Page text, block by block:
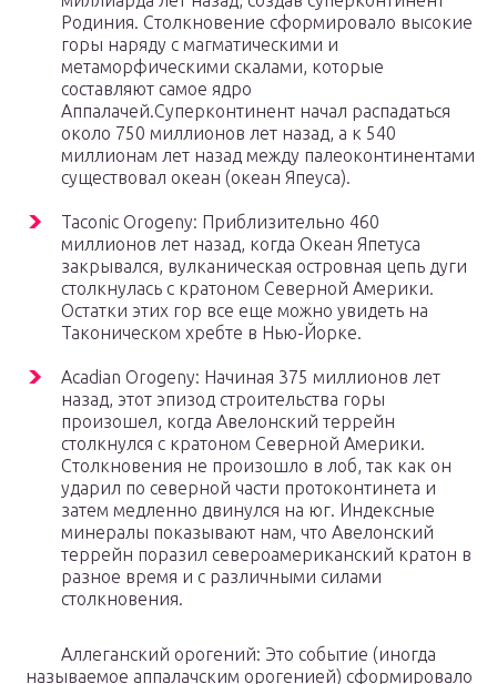
Родиния. Столкновение сформировало высокие
горы наряду с магматическими и
метаморфическими скалами, которые
составляют самое ядро ​​
Аппалачей.Суперконтинент начал распадаться
около 750 миллионов лет назад, а к 540
миллионам лет назад между палеоконтинентами
существовал океан (океан Япеуса).
Taconic Orogeny: Приблизительно 460
миллионов лет назад, когда Океан Япетуса
закрывался, вулканическая островная цепь дуги
столкнулась с кратоном Северной Америки.
Остатки этих гор все еще можно увидеть на
Таконическом хребте в Нью-Йорке.
Acadian Orogeny: Начиная 375 миллионов лет
назад, этот эпизод строительства горы
произошел, когда Авелонский террейн
столкнулся с кратоном Северной Америки.
Столкновения не произошло в лоб, так как он
ударил по северной части протоконтинета и
затем медленно двинулся на юг. Индексные
минералы показывают нам, что Авелонский
террейн поразил североамериканский кратон в
разное время и с различными силами
столкновения.
Аллеганский орогений: Это событие (иногда
называемое аппалачским орогенией) сформировало